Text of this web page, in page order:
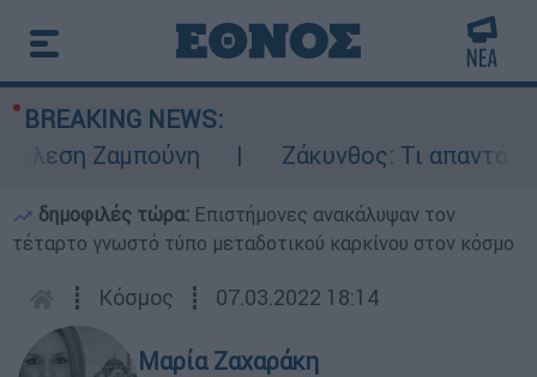
BREAKING NEWS:
Ζαμπούνη
Ζάκυνθος: Τι απαντά η
δημοφιλές τώρα: Επιστήμονες ανακάλυψαν τον
τέταρτο γνωστό τύπο μεταδοτικού καρκίνου στον κόσμο
┋ Κόσμος ┋ 07.03.2022 18:14
Μαρία Ζαχαράκη